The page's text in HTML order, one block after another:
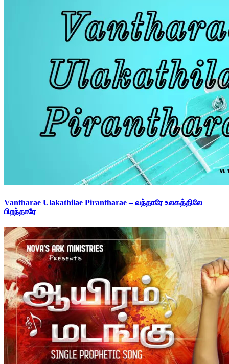
Vantharae Ulakathilae Pirantharae – வந்தாரே உலகத்திலே
பிறந்தாரே